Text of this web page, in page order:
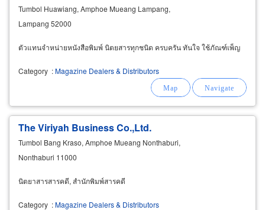
Tumbol Huawiang, Amphoe Mueang Lampang,
Lampang 52000
ตัวแทนจำหน่ายหนังสือพิมพ์ นิตยสารทุกชนิด ครบครัน ทันใจ ใช้ภัณฑ์เพ็ญ
Category :Magazine Dealers & Distributors
The Viriyah Business Co.,Ltd.
Tumbol Bang Kraso, Amphoe Mueang Nonthaburi,
Nonthaburi 11000
นิตยาสารสารคดี, สำนักพิมพ์สารคดี
Category :Magazine Dealers & Distributors